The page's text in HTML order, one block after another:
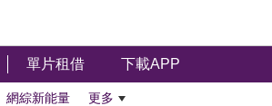
單片租借 下載APP
網綜新能量 更多